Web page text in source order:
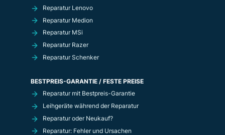
Reparatur Lenovo
Reparatur Medion
Reparatur MSi
Reparatur Razer
Reparatur Schenker
BESTPREIS-GARANTIE / FESTE PREISE
Reparatur mit Bestpreis-Garantie
Leihgeräte während der Reparatur
Reparatur oder Neukauf?
Reparatur: Fehler und Ursachen